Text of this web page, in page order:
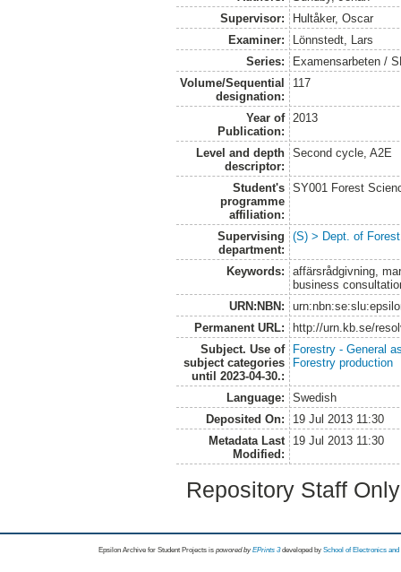
Supervisor:
Hultåker, Oscar
Examiner:
Lönnstedt, Lars
Series:
Examensarbeten /
Volume/Sequential
designation:
117
Year of
Publication:
2013
Level and depth
descriptor:
Second cycle, A2E
Student's
programme
affiliation:
SY001 Forest
Supervising
department:
(S) > Dept. of
Keywords:
affärsrådgivning,
business
URN:NBN:
Permanent URL:
http://urn.kb.se/
Subject. Use of
subject categories
until 2023-04-30.:
Forestry - General
Forestry production
Language:
Swedish
Deposited On:
19 Jul 2013 11:30
Metadata Last
Modified:
19 Jul 2013 11:30
Repository Staff
Epsilon Archive for Student Projects is powored byEPrints 3 developed by School of Electronics